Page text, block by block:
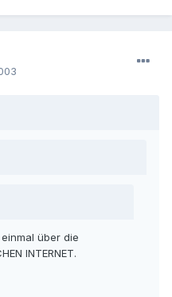
über die
INTERNET.